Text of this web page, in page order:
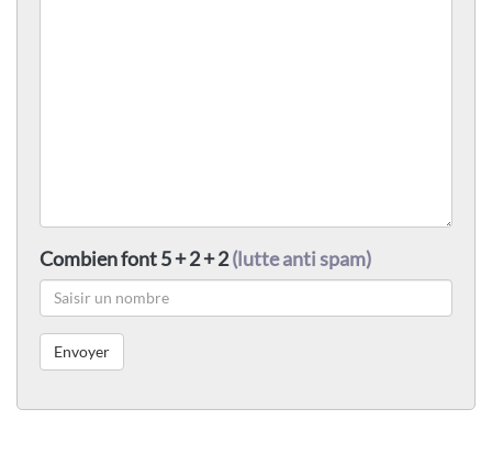
Combien font 5 + 2 + 2(lutte anti spam)